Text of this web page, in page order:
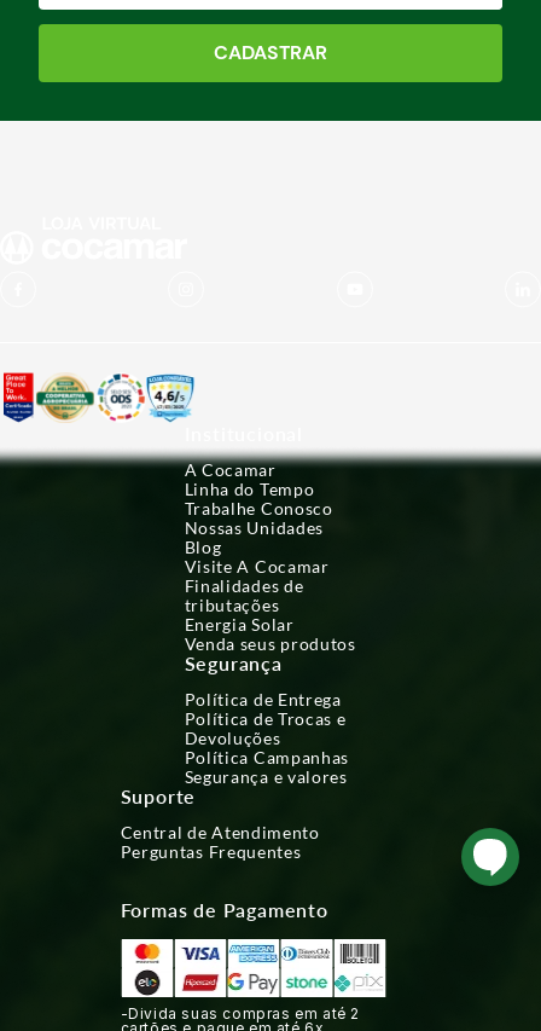
CADASTRAR
A Cocamar
Linha do Tempo
Trabalhe Conosco
Nossas Unidades
Blog
Visite A Cocamar
Finalidades de
tributações
Energia Solar
Venda seus produtos
Segurança
Política de Entrega
Política de Trocas e
Devoluções
Política Campanhas
Segurança e valores
Suporte
Central de Atendimento
Perguntas Frequentes
Formas de Pagamento
-Divida suas compras em até 2